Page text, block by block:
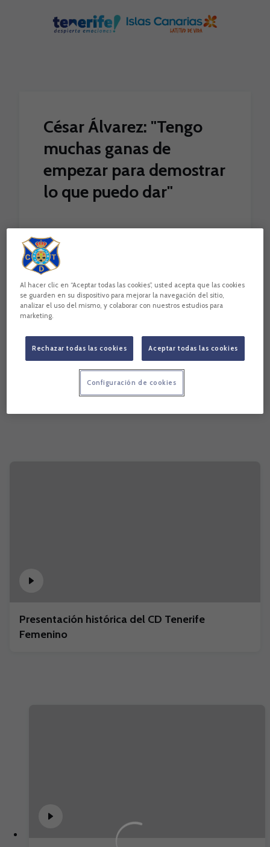
César Álvarez: "Tengo
muchas ganas de
empezar para demostrar
lo que puedo dar"
Presentación histórica del CD Tenerife
Femenino
Al hacer clic en “Aceptar todas las cookies”, usted acepta que las cookies
se guarden en su dispositivo para mejorar la navegación del sitio,
analizar el uso del mismo, y colaborar con nuestros estudios para
marketing.
Rechazar todas las cookies Aceptar todas las cookies
Configuración de cookies